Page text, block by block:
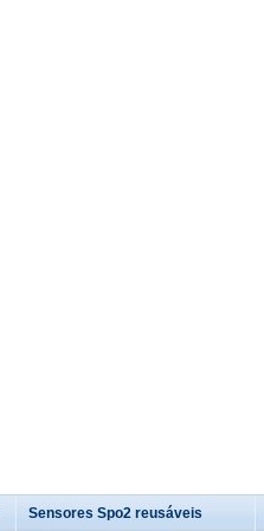
Sensores Spo2 reusáveis